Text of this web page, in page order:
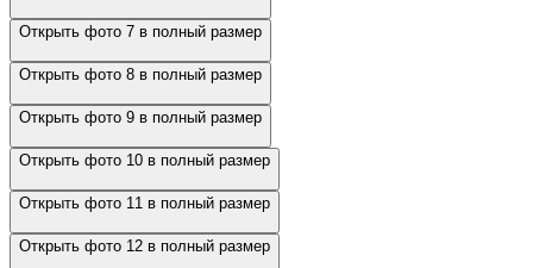
Открыть фото 7 в полный размер
Открыть фото 8 в полный размер
Открыть фото 9 в полный размер
Открыть фото 10 в полный размер
Открыть фото 11 в полный размер
Открыть фото 12 в полный размер